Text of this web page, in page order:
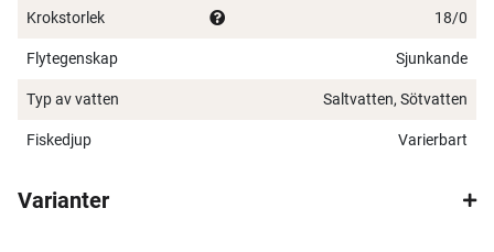
Krokstorlek 18/0
Flytegenskap Sjunkande
Typ av vatten Saltvatten, Sötvatten
Fiskedjup Varierbart
Varianter